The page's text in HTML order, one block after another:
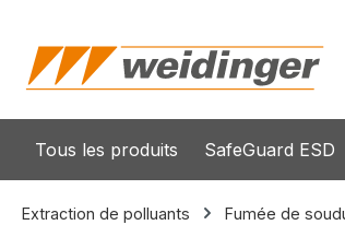
Tous les produits SafeGuard ESD
Extraction de polluants Fumée de